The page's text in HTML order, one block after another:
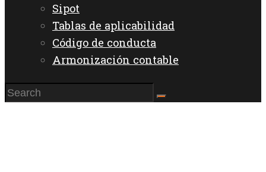
Sipot
Tablas de aplicabilidad
Código de conducta
Armonización contable